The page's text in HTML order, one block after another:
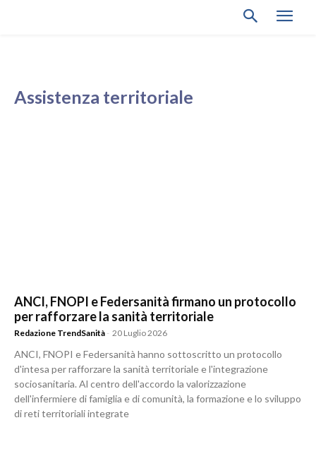
Assistenza territoriale
ANCI, FNOPI e Federsanità firmano un protocollo
per rafforzare la sanità territoriale
Redazione TrendSanità - 20 Luglio 2026
ANCI, FNOPI e Federsanità hanno sottoscritto un protocollo
d'intesa per rafforzare la sanità territoriale e l'integrazione
sociosanitaria. Al centro dell'accordo la valorizzazione
dell'infermiere di famiglia e di comunità, la formazione e lo sviluppo
di reti territoriali integrate